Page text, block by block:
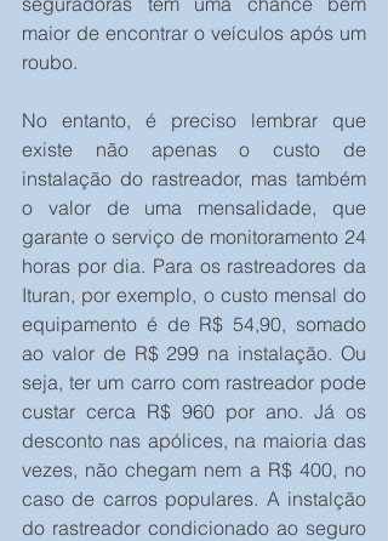
maior de encontrar o veículos após um
roubo.
No entanto, é preciso lembrar que
existe não apenas o custo de
instalação do rastreador, mas também
o valor de uma mensalidade, que
garante o serviço de monitoramento 24
horas por dia. Para os rastreadores da
Ituran, por exemplo, o custo mensal do
equipamento é de R$ 54,90, somado
ao valor de R$ 299 na instalação. Ou
seja, ter um carro com rastreador pode
custar cerca R$ 960 por ano. Já os
desconto nas apólices, na maioria das
vezes, não chegam nem a R$ 400, no
caso de carros populares. A instalção
do rastreador condicionado ao seguro